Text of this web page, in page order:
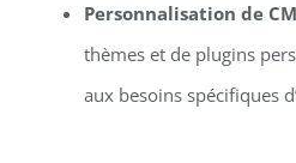
Personnalisation de
thèmes et de plugins
aux besoins spécifiques